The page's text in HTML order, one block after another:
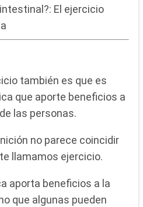
El ejercicio
también es que es
que aporte beneficios a
las personas.
no parece coincidir
llamamos ejercicio.
aporta beneficios a la
que algunas pueden